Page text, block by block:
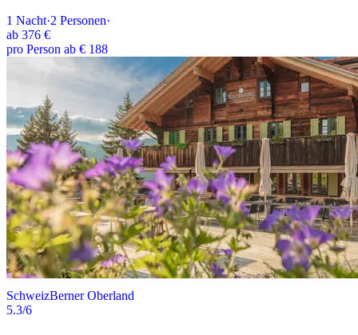
1 Nacht·2 Personen·
ab 376 €
pro Person ab € 188
SchweizBerner Oberland
5.3/6